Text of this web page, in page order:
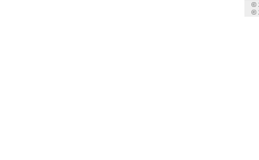
©
©